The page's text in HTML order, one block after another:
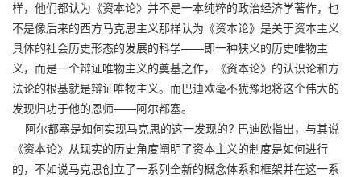
样，他们都认为《资本论》并不是一本纯粹的政治经济学著作，也
不是像后来的西方马克思主义那样认为《资本论》是关于资本主义
具体的社会历史形态的发展的科学——即一种狭义的历史唯物主
义，而是一个辩证唯物主义的奠基之作，《资本论》的认识论和方
法论的根基就是辩证唯物主义。而巴迪欧毫不犹豫地将这个伟大的
发现归功于他的恩师——阿尔都塞。
阿尔都塞是如何实现马克思的这一发现的? 巴迪欧指出，与其说
《资本论》从现实的历史角度阐明了资本主义的制度是如何进行
的，不如说马克思创立了一系列全新的概念体系和框架并在这一系